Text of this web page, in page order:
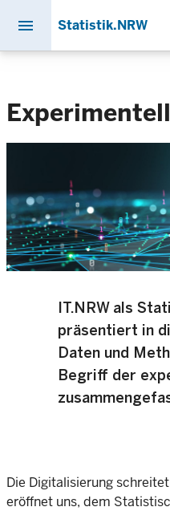
menu Statistik.NRW
IT.NRW als
präsentiert in
Daten und
Begriff der
Die Digitalisierung
eröffnet uns, dem